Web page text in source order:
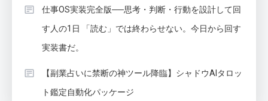
仕事OS実装完全版──思考・判断・行動を設計して回
す人の1日 「読む」では終わらせない。今日から回す
実装書だ。
【副業占いに禁断の神ツール降臨】シャドウAIタロッ
ト鑑定自動化パッケージ